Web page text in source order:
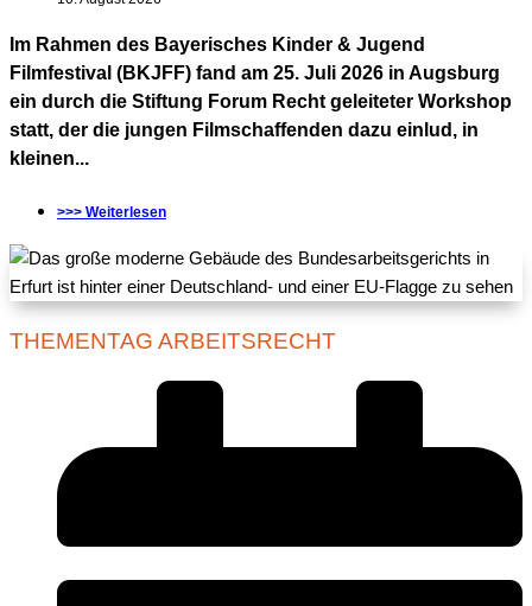
Im Rahmen des Bayerisches Kinder & Jugend
Filmfestival (BKJFF) fand am 25. Juli 2026 in Augsburg
ein durch die Stiftung Forum Recht geleiteter Workshop
statt, der die jungen Filmschaffenden dazu einlud, in
kleinen...
>>> Weiterlesen
THEMENTAG ARBEITSRECHT